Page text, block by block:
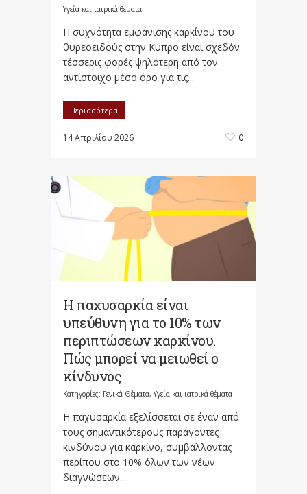
Υγεία και ιατρικά θέματα
Η συχνότητα εμφάνισης καρκίνου του
θυρεοειδούς στην Κύπρο είναι σχεδόν
τέσσερις φορές ψηλότερη από τον
αντίστοιχο μέσο όρο για τις...
Περισσότερα
14 Απριλίου 2026 0
Η παχυσαρκία είναι
υπεύθυνη για το 10% των
περιπτώσεων καρκίνου.
Πώς μπορεί να μειωθεί ο
κίνδυνος
Κατηγορίες: Γενικά Θέματα, Υγεία και ιατρικά θέματα
Η παχυσαρκία εξελίσσεται σε έναν από
τους σημαντικότερους παράγοντες
κινδύνου για καρκίνο, συμβάλλοντας
περίπου στο 10% όλων των νέων
διαγνώσεων...